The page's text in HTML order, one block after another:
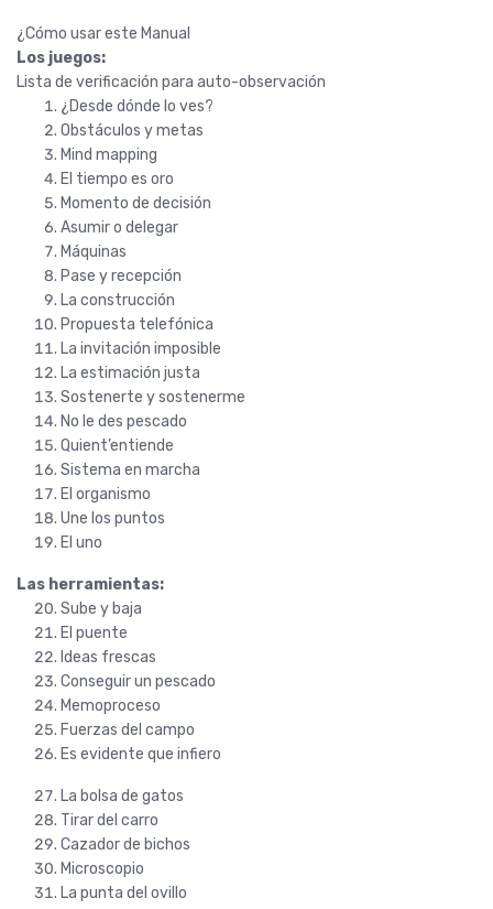
¿Cómo usar este Manual
Los juegos:
Lista de verificación para auto-observación
¿Desde dónde lo ves?
Obstáculos y metas
Mind mapping
El tiempo es oro
Momento de decisión
Asumir o delegar
Máquinas
Pase y recepción
La construcción
Propuesta telefónica
La invitación imposible
La estimación justa
Sostenerte y sostenerme
No le des pescado
Quient’entiende
Sistema en marcha
El organismo
Une los puntos
El uno
Las herramientas:
Sube y baja
El puente
Ideas frescas
Conseguir un pescado
Memoproceso
Fuerzas del campo
Es evidente que infiero
La bolsa de gatos
Tirar del carro
Cazador de bichos
Microscopio
La punta del ovillo